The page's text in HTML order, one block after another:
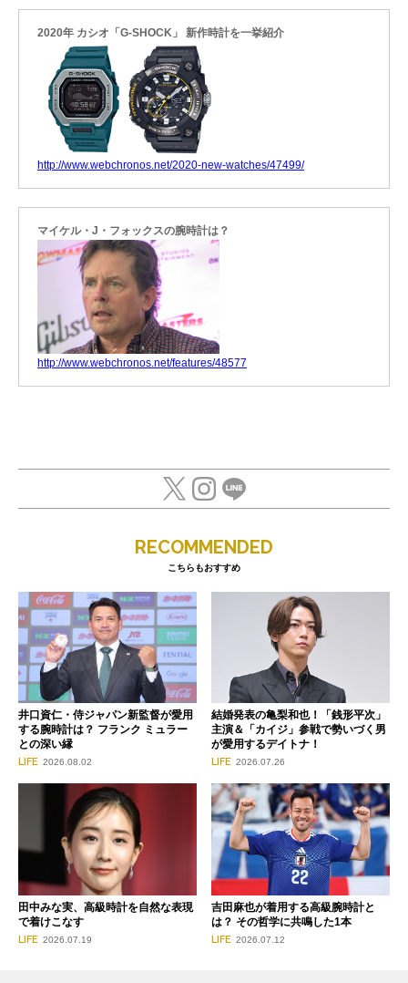
2020年 カシオ「G-SHOCK」 新作時計を一挙紹介
http://www.webchronos.net/2020-new-watches/47499/
マイケル・J・フォックスの腕時計は？
http://www.webchronos.net/features/48577
RECOMMENDED
こちらもおすすめ
井口資仁・侍ジャパン新監督が愛用
する腕時計は？ フランク ミュラー
との深い縁
LIFE 2026.08.02
結婚発表の亀梨和也！「銭形平次」
主演＆「カイジ」参戦で勢いづく男
が愛用するデイトナ！
LIFE 2026.07.26
田中みな実、高級時計を自然な表現
で着けこなす
LIFE 2026.07.19
吉田麻也が着用する高級腕時計と
は？ その哲学に共鳴した1本
LIFE 2026.07.12